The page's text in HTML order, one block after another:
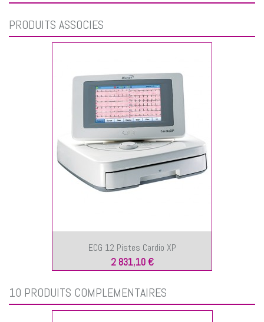
PRODUITS ASSOCIÉS
ECG 12 Pistes Cardio XP
2 831,10 €
10 PRODUITS COMPLÉMENTAIRES